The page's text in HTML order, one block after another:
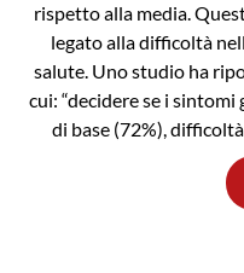
rispetto alla media.
legato alla difficoltà
salute. Uno studio ha
cui: “decidere se i
di base (72%),